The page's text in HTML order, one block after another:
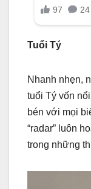
Tuổi Tý
Nhanh nhẹn,
tuổi Tý vốn
bén với mọi
“radar” luôn
trong những